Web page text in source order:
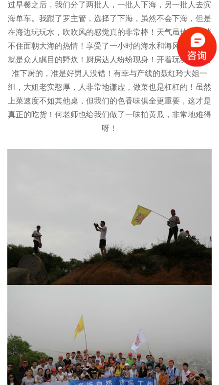
过早餐之后，我们分了两批人，一批人下海，另一批人去滨
海单车。我跟了罗主管，选择了下海，虽然不会下海，但是
在海边玩玩水，吹吹风的感觉真的非常棒！天气虽热，但挡
不住面朝大海的热情！享受了一小时的海水和海风，接下来
就是众人瞩目的野炊！厨房达人纷纷现身！开着玩笑说，看
准下厨的，准是好男人没错！有幸与产线的聂红玲大姐一
组，大姐老实憨厚，人非常地谦虚，做菜也是杠杠的！虽然
上菜速度不如其他桌，但我们的色香味俱全更重要，这才是
真正的吃货！何老师也给我们做了一味拍黄瓜，非常地难得
呀！